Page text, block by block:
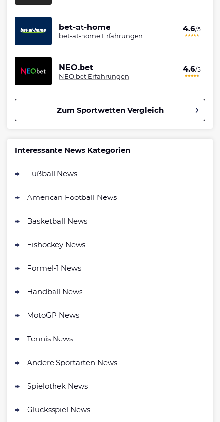
bet-at-home
bet-at-home Erfahrungen
4.6/5
NEO.bet
NEO.bet Erfahrungen
4.6/5
Zum Sportwetten Vergleich
100% bis zu 80€
Interwetten Bonus
AGB gelten
Bwin Bonus
500 % QUOTENBOOST + 100€
200% bis zu 50€
Interessante News Kategorien
Fußball News
American Football News
Basketball News
Eishockey News
Formel-1 News
Handball News
MotoGP News
Tennis News
Andere Sportarten News
Spielothek News
Glücksspiel News